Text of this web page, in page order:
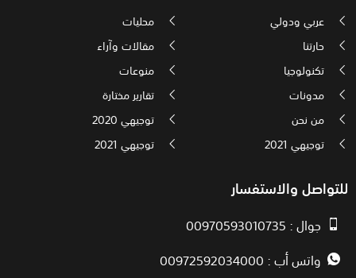
عربي ودولي
محليات
حارتنا
مقالات وآراء
تكنولوجيا
منوعات
مدونات
تقارير مختارة
من نحن
توجيهي 2020
توجيهي 2021
توجيهي 2021
للتواصل والاستفسار
جوال : 00970593010735
واتس أب : 00972592034000